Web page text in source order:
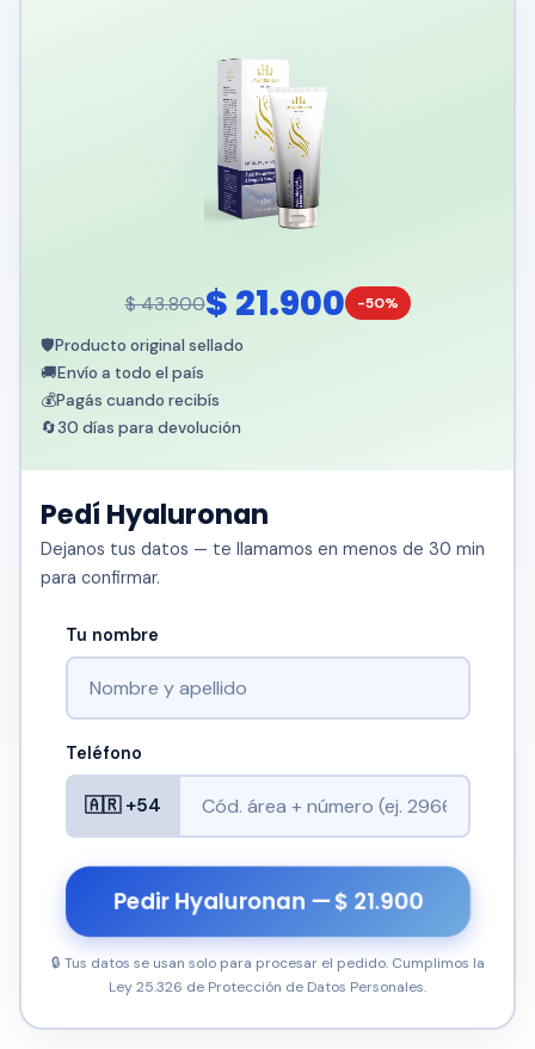
$ 43.800$ 21.900 -50%
🛡️Producto original sellado
🚚Envío a todo el país
💰Pagás cuando recibís
🔄30 días para devolución
Pedí Hyaluronan
Dejanos tus datos — te llamamos en menos de 30 min
para confirmar.
Tu nombre
Teléfono
🇦🇷 +54
Pedir Hyaluronan — $ 21.900
🔒 Tus datos se usan solo para procesar el pedido. Cumplimos la
Ley 25.326 de Protección de Datos Personales.